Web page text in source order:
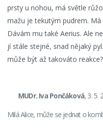
prsty u nohou, má světle
mažu je tekutým pudrem.
Dávám mu také Aerius. Ale
jí stále stejné, snad nějaký
může být až takováto
MUDr. Iva Pončáková, 3. 5.
Milá Alice, může se jednat o